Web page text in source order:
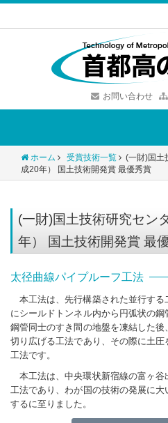
お問い合わせ
ホーム 受賞技術一覧
(一財)国
成20年） 国土技術開発賞 最優秀賞
(一財)国土技術研究セ
年） 国土技術開発賞 最
太径曲線パイプルーフ工法
本工法は、先行構築された並行す
にシールドトンネル内から円弧状の鋼
鋼管同士のすき間の地盤を凍結した
切り広げる工法であり、その際に土
工法です。
本工法は、中央環状新宿線の富ヶ
工法であり、わが国の技術の発展に
するに至りました。